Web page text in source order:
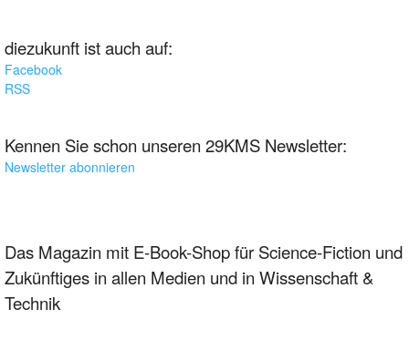
diezukunft ist auch auf:
Facebook
RSS
Kennen Sie schon unseren 29KMS Newsletter:
Newsletter abonnieren
Das Magazin mit E-Book-Shop für Science-Fiction und
Zukünftiges in allen Medien und in Wissenschaft &
Technik